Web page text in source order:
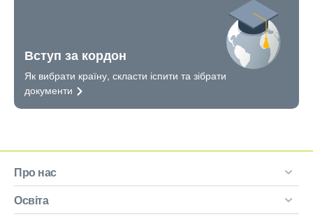
Вступ за кордон
Як вибрати країну, скласти іспити та зібрати
документи
Про нас
Освіта